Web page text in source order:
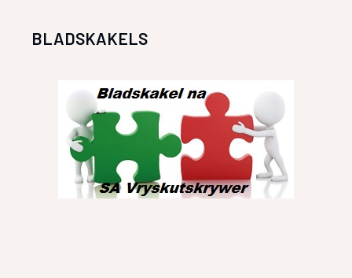
BLADSKAKELS